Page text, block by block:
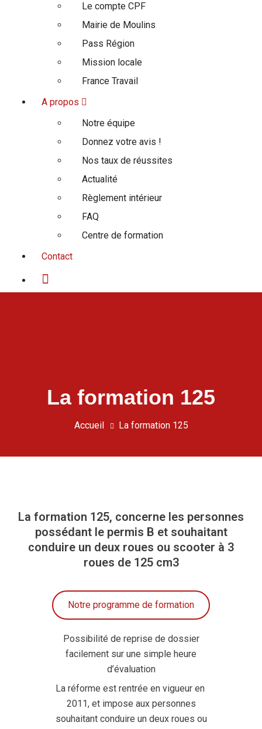
Le compte CPF
Mairie de Moulins
Pass Région
Mission locale
France Travail
A propos
Notre équipe
Donnez votre avis !
Nos taux de réussites
Actualité
Règlement intérieur
FAQ
Centre de formation
Contact
La formation 125
Accueil La formation 125
La formation 125, concerne les personnes
possédant le permis B et souhaitant
conduire un deux roues ou scooter à 3
roues de 125 cm3
Notre programme de formation
Possibilité de reprise de dossier
facilement sur une simple heure
d’évaluation
La réforme est rentrée en vigueur en
2011, et impose aux personnes
souhaitant conduire un deux roues ou